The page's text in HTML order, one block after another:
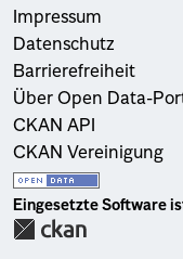
Impressum
Datenschutz
Barrierefreiheit
Über Open Data-
CKAN API
CKAN Vereinigung
Eingesetzte Software